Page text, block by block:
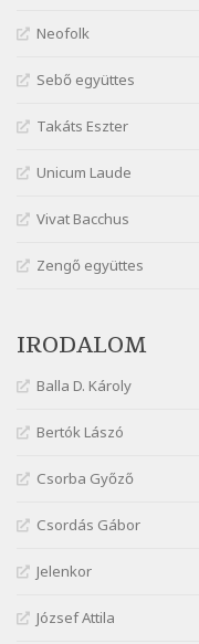
Márai Sándor:
Márai Sándor:
Márai Sándor: Ez
Szélkiáltó
Szélkiáltó
Márai Sándor:
Szélkiáltó
Márai Sándor:
Márai Sándor:
Mária Sándor:
Szélkiáltó
Szélkiáltó
Nagy Bandó
Szélkiáltó
Neofolk
Sebő együttes
Takáts Eszter
Unicum Laude
Vivat Bacchus
Zengő együttes
IRODALOM
Balla D. Károly
Bertók Lászó
Csorba Győző
Csordás Gábor
Jelenkor
József Attila